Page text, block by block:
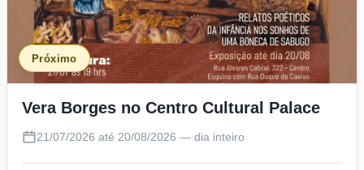
Próximo
Vera Borges no Centro Cultural Palace
21/07/2026 até 20/08/2026 — dia inteiro